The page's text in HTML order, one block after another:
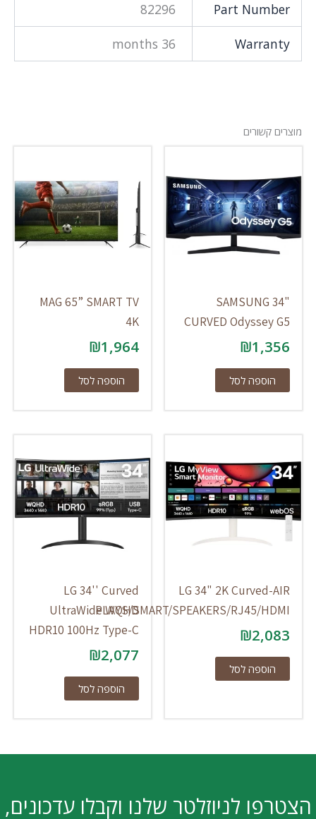
Part Number
82296
Warranty
36 months
מוצרים קשורים
SAMSUNG 34"
CURVED Odyssey G5
₪1,356
הוספה לסל
MAG 65” SMART TV
4K
₪1,964
הוספה לסל
LG 34" 2K Curved-AIR
PLAYS/SMART/SPEAKERS/RJ45/HDMI
₪2,083
הוספה לסל
LG 34'' Curved
UltraWide WQHD
HDR10 100Hz Type-C
₪2,077
הוספה לסל
הצטרפו לניוזלטר שלנו וקבלו עדכונים,